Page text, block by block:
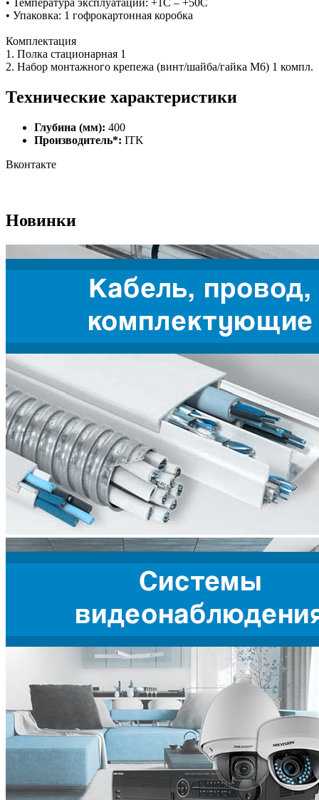
• Температура эксплуатации: +1С – +50С
• Упаковка: 1 гофрокартонная коробка
Комплектация
1. Полка стационарная 1
2. Набор монтажного крепежа (винт/шайба/гайка М6) 1 компл.
Технические характеристики
Глубина (мм): 400
Производитель*: ITK
Вконтакте
Новинки